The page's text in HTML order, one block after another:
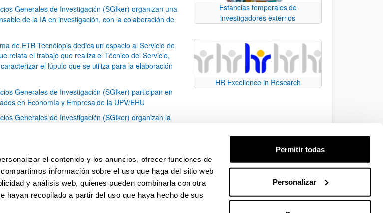
el contenido y los anuncios, ofrecer funciones de
información sobre el uso que haga del sitio web
y análisis web, quienes pueden combinarla con otra
hayan recopilado a partir del uso que haya hecho de sus
Permitir todas
Personalizar
Generales de Investigación (SGIker) organizan una
de la IA en investigación, con la colaboración de
de ETB Tecnólopis dedica un espacio al Servicio de
relata el trabajo que realiza el Técnico del Servicio,
el lúpulo que se utiliza para la elaboración
Generales de Investigación (SGIker) participan en
en Economía y Empresa de la UPV/EHU
Generales de Investigación (SGIker) organizan la
de dos variedades de lúpulo silvestre
Página
1 Página
2 Página
3 ...
Páginas intermedias Use TAB para desplazarse.
Página
79
Estancias temporales de
investigadores externos
HR Excellence in Research